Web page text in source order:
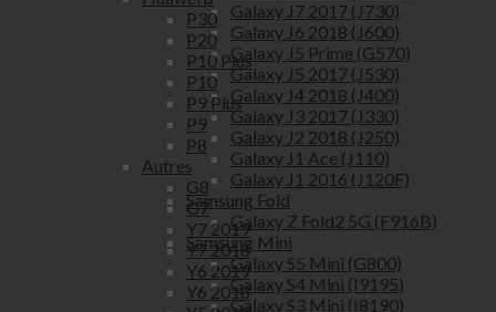
Galaxy J7 2017 (J730)
Galaxy J6 2018 (J600)
Galaxy J5 Prime (G570)
Galaxy J5 2017 (J530)
Galaxy J4 2018 (J400)
Galaxy J3 2017 (J330)
Galaxy J2 2018 (J250)
Galaxy J1 Ace (J110)
Galaxy J1 2016 (J120F)
Samsung Fold
Galaxy Z Fold2 5G (F916B)
Samsung Mini
Galaxy S5 Mini (G800)
Galaxy S4 Mini (I9195)
Galaxy S3 Mini (I8190)
P30
P20
P10 Plus
P10
P9 Plus
P9
P8
Autres
G8
G7
Y7 2019
Y7 2018
Y6 2019
Y6 2018